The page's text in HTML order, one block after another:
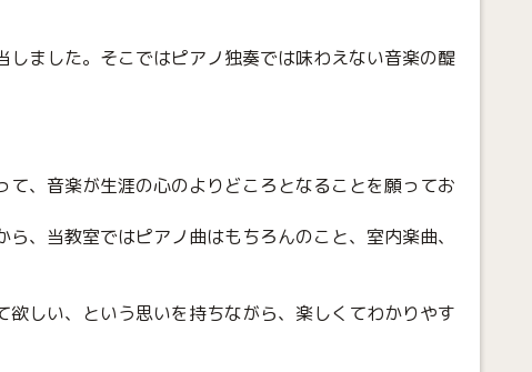
ました。そこではピアノ独奏では味わえない音楽の醍
、音楽が生涯の心のよりどころとなることを願ってお
、当教室ではピアノ曲はもちろんのこと、室内楽曲、
しい、という思いを持ちながら、楽しくてわかりやす